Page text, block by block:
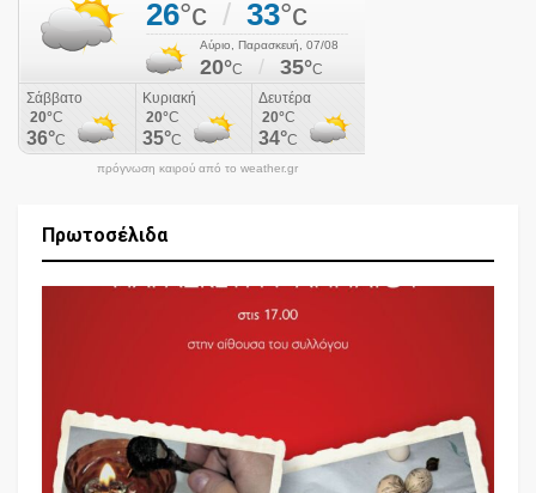
πρόγνωση καιρού από το weather.gr
Πρωτοσέλιδα